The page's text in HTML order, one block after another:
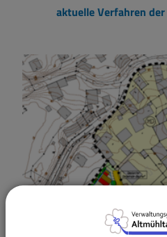
aktuelle Verfahren